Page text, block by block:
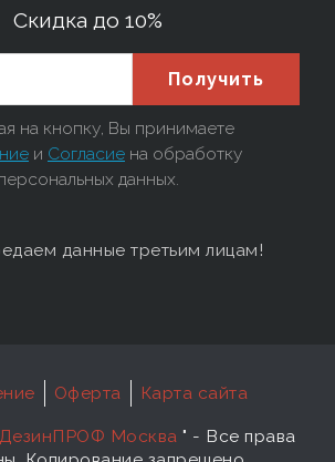
Скидка до 10%
Получить
на кнопку, Вы принимаете
и Согласие на обработку
данных.
данные третьим лицам!
Оферта Карта сайта
ДезинПРОФ Москва " - Все права